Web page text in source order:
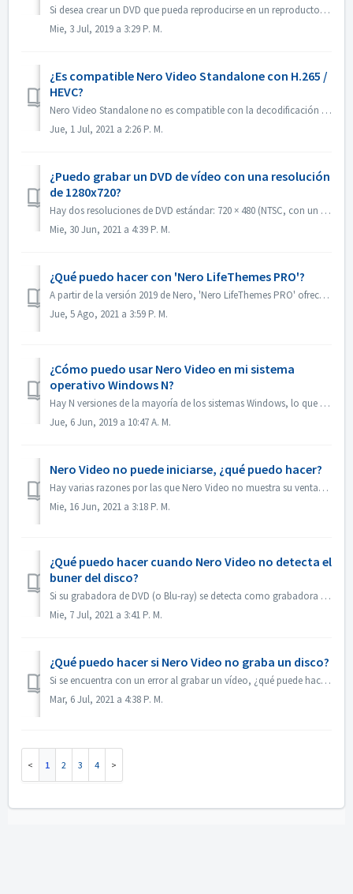
Si desea crear un DVD que pueda reproducirse en un reproductor de DVD, primero debe recordar qué formato de disco es. Hay una diferencia fundamental entre u...
Mie, 3 Jul, 2019 a 3:29 P. M.
¿Es compatible Nero Video Standalone con H.265 /
HEVC?
Nero Video Standalone no es compatible con la decodificación H.265 / HEVC. La decodificación H.265 / HEVC solo está disponible en Nero Platinum Suite.
Jue, 1 Jul, 2021 a 2:26 P. M.
¿Puedo grabar un DVD de vídeo con una resolución
de 1280x720?
Hay dos resoluciones de DVD estándar: 720 × 480 (NTSC, con un total de 345.600 píxeles) y 720 × 576 (PAL, con un total de 414.720 píxeles), ambas disponible...
Mie, 30 Jun, 2021 a 4:39 P. M.
¿Qué puedo hacer con 'Nero LifeThemes PRO'?
A partir de la versión 2019 de Nero, 'Nero LifeThemes PRO' ofrece toda una gama de diseños de temas de películas de alta calidad, plantillas de menú...
Jue, 5 Ago, 2021 a 3:59 P. M.
¿Cómo puedo usar Nero Video en mi sistema
operativo Windows N?
Hay N versiones de la mayoría de los sistemas Windows, lo que significa que el sistema no contiene Windows Media Player. En estos sistemas Windows N, para ...
Jue, 6 Jun, 2019 a 10:47 A. M.
Nero Video no puede iniciarse, ¿qué puedo hacer?
Hay varias razones por las que Nero Video no muestra su ventana de aplicación. Si el Nero Video no puede iniciarse, MediaHome no puede iniciarse pero Recode...
Mie, 16 Jun, 2021 a 3:18 P. M.
¿Qué puedo hacer cuando Nero Video no detecta el
buner del disco?
Si su grabadora de DVD (o Blu-ray) se detecta como grabadora de CD, por favor, consulte este artículo: https://nerosupport.freshdesk.com/en/support/solution...
Mie, 7 Jul, 2021 a 3:41 P. M.
¿Qué puedo hacer si Nero Video no graba un disco?
Si se encuentra con un error al grabar un vídeo, ¿qué puede hacer? Vaya a C:\NUsuarios[usuario actual]\NAppData\Roaming\NNero[versión actual de Nero]\NNNer...
Mar, 6 Jul, 2021 a 4:38 P. M.
1 2 3 4